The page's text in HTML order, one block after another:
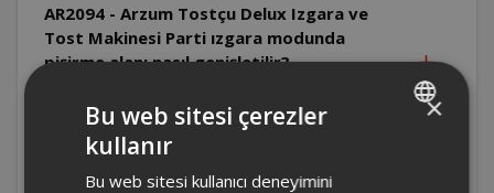
AR2094 - Arzum Tostçu Delux Izgara ve
Tost Makinesi Parti ızgara modunda
pişirme alanı nasıl genişletilir?
AR2094 - Arzum Tostçu Delux Izgara ve
Tost Makinesi Tek taraflı ızgarada üst
kapak nasıl konumlandırılır?
×
Bu web sitesi çerezler
kullanır
Bu web sitesi kullanıcı deneyimini